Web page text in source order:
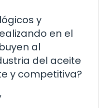
y
en el
al
del aceite
y competitiva?